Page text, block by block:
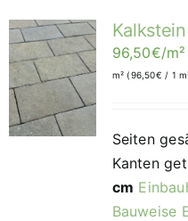
96,50€/m²
m² (96,50€ / 1
Seiten
Kanten
cm
Bauweise